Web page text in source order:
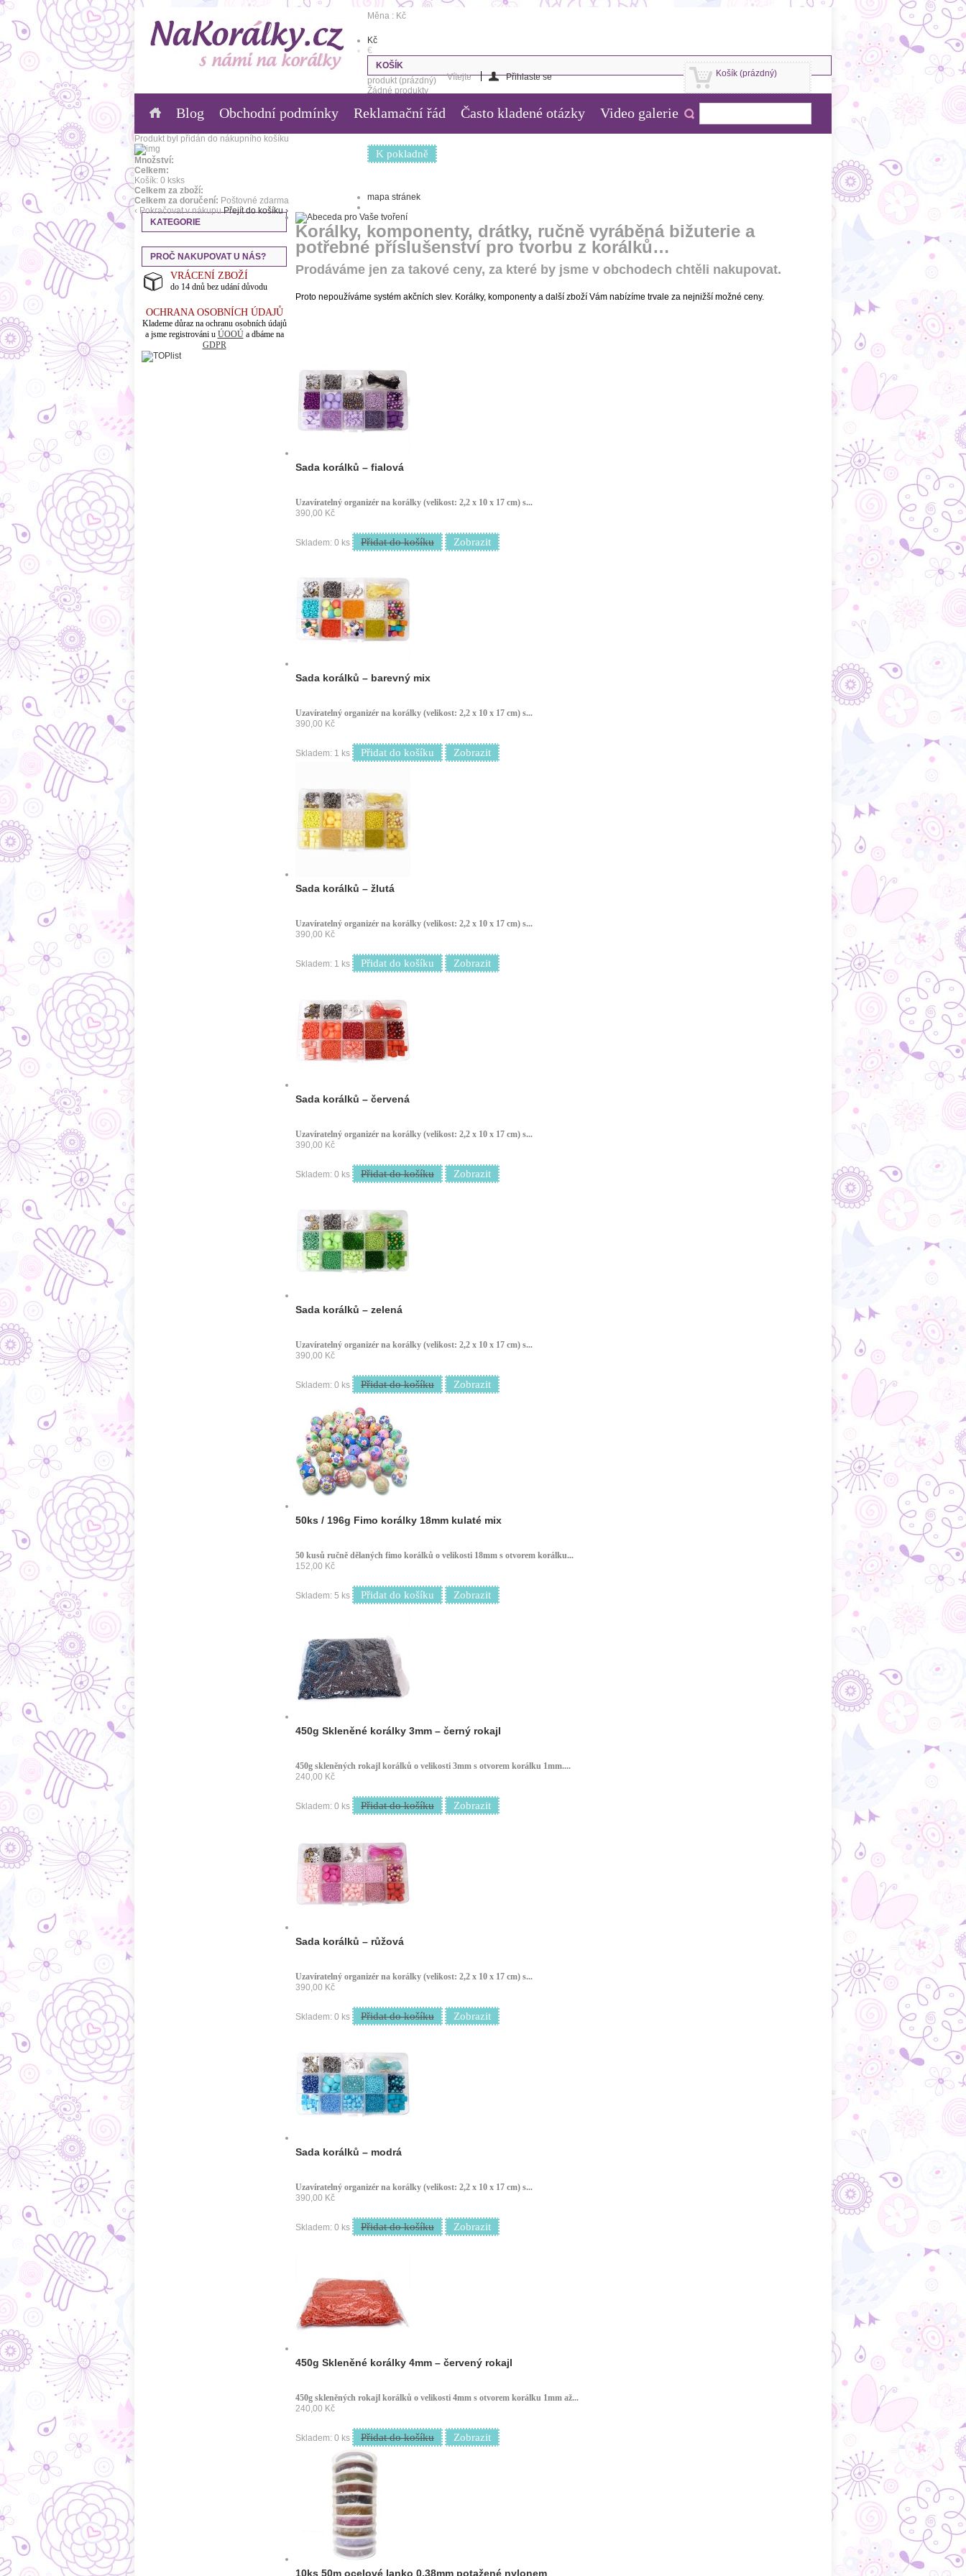
Měna : Kč
Kč
€
Košík (prázdný)
Vítejte Přihlaste se
KOŠÍK
produkt (prázdný)
Žádné produkty
0,00 Kč Poštovné
K pokladně
mapa stránek
Blog Obchodní podmínky Reklamační řád Často kladené otázky Video galerie
Produkt byl přidán do nákupního košíku
Množství:
Celkem:
Košík: 0 ksks
Celkem za zboží:
Celkem za doručení: Poštovné zdarma
‹ Pokračovat v nákupu Přejít do košíku ›
KATEGORIE
PROČ NAKUPOVAT U NÁS?
VRÁCENÍ ZBOŽÍ
do 14 dnů bez udání důvodu
OCHRANA OSOBNÍCH ÚDAJŮ
Klademe důraz na ochranu osobních údajů
a jsme registrováni u ÚOOÚa dbáme na
GDPR
Korálky, komponenty, drátky, ručně vyráběná bižuterie a
potřebné příslušenství pro tvorbu z korálků…
Prodáváme jen za takové ceny, za které by jsme v obchodech chtěli nakupovat.
Proto nepoužíváme systém akčních slev. Korálky, komponenty a další zboží Vám nabízíme trvale za nejnižší možné ceny.
Sada korálků – fialová
Uzavíratelný organizér na korálky (velikost: 2,2 x 10 x 17 cm) s...
390,00 Kč
Skladem: 0 ks Přidat do košíku Zobrazit
Sada korálků – barevný mix
Uzavíratelný organizér na korálky (velikost: 2,2 x 10 x 17 cm) s...
390,00 Kč
Skladem: 1 ks Přidat do košíku Zobrazit
Sada korálků – žlutá
Uzavíratelný organizér na korálky (velikost: 2,2 x 10 x 17 cm) s...
390,00 Kč
Skladem: 1 ks Přidat do košíku Zobrazit
Sada korálků – červená
Uzavíratelný organizér na korálky (velikost: 2,2 x 10 x 17 cm) s...
390,00 Kč
Skladem: 0 ks Přidat do košíku Zobrazit
Sada korálků – zelená
Uzavíratelný organizér na korálky (velikost: 2,2 x 10 x 17 cm) s...
390,00 Kč
Skladem: 0 ks Přidat do košíku Zobrazit
50ks / 196g Fimo korálky 18mm kulaté mix
50 kusů ručně dělaných fimo korálků o velikosti 18mm s otvorem korálku...
152,00 Kč
Skladem: 5 ks Přidat do košíku Zobrazit
450g Skleněné korálky 3mm – černý rokajl
450g skleněných rokajl korálků o velikosti 3mm s otvorem korálku 1mm....
240,00 Kč
Skladem: 0 ks Přidat do košíku Zobrazit
Sada korálků – růžová
Uzavíratelný organizér na korálky (velikost: 2,2 x 10 x 17 cm) s...
390,00 Kč
Skladem: 0 ks Přidat do košíku Zobrazit
Sada korálků – modrá
Uzavíratelný organizér na korálky (velikost: 2,2 x 10 x 17 cm) s...
390,00 Kč
Skladem: 0 ks Přidat do košíku Zobrazit
450g Skleněné korálky 4mm – červený rokajl
450g skleněných rokajl korálků o velikosti 4mm s otvorem korálku 1mm až...
240,00 Kč
Skladem: 0 ks Přidat do košíku Zobrazit
10ks 50m ocelové lanko 0,38mm potažené nylonem